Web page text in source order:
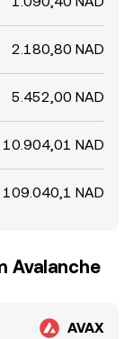
2.180,80 NAD
5.452,00 NAD
10.904,01 NAD
109.040,1 NAD
Avalanche
AVAX